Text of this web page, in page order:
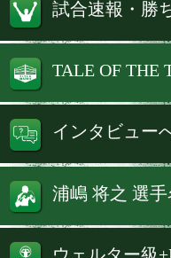
■先ほど、絶対
したが。
浦嶋 秀でたも
ないと思ってい
出していますよ
タイプ。ポケモ
ら草、草タイプ
いきたい。前に